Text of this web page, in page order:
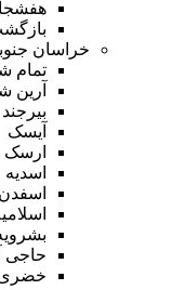
خراسان
تمام
آرین
بیرجند
آیسک
ارسک
اسدیه
اسفدن
حاجی